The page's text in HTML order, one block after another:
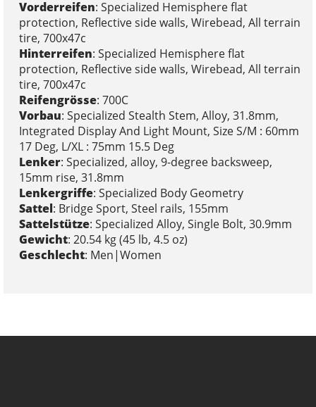
Vorderreifen: Specialized Hemisphere flat
protection, Reflective side walls, Wirebead, All terrain
tire, 700x47c
Hinterreifen: Specialized Hemisphere flat
protection, Reflective side walls, Wirebead, All terrain
tire, 700x47c
Reifengrösse: 700C
Vorbau: Specialized Stealth Stem, Alloy, 31.8mm,
Integrated Display And Light Mount, Size S/M : 60mm
17 Deg, L/XL : 75mm 15.5 Deg
Lenker: Specialized, alloy, 9-degree backsweep,
15mm rise, 31.8mm
Lenkergriffe: Specialized Body Geometry
Sattel: Bridge Sport, Steel rails, 155mm
Sattelstütze: Specialized Alloy, Single Bolt, 30.9mm
Gewicht: 20.54 kg (45 lb, 4.5 oz)
Geschlecht: Men|Women